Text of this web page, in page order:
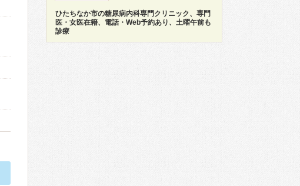
ひたちなか市の糖尿病内科専門クリニック、専門
医・女医在籍、電話・Web予約あり、土曜午前も
診療